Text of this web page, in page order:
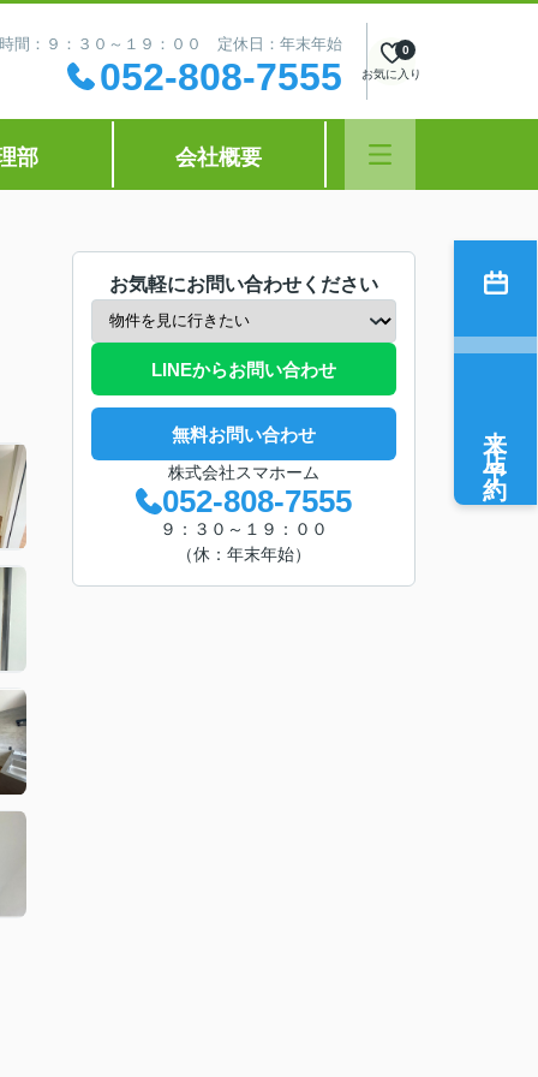
間：９：３０～１９：００ 定休日：年末年始
052-808-7555 お気に入り
0
部 会社概要
お気軽にお問い合わせください
LINEからお問い合わせ
無料お問い合わせ
株式会社スマホーム
052-808-7555
９：３０～１９：００
（休：年末年始）
来店予約